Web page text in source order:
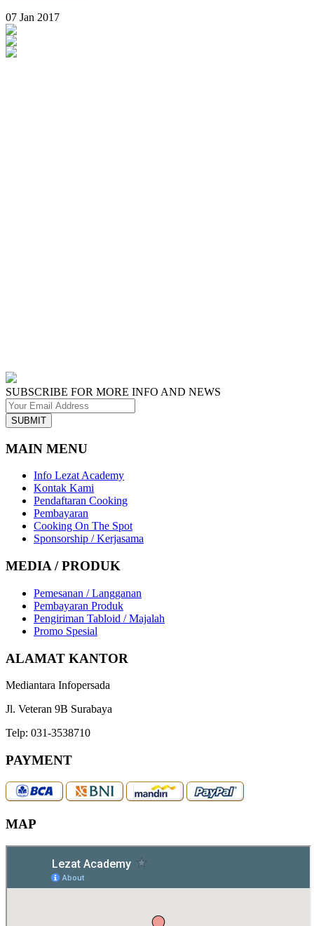
07 Jan 2017
SUBSCRIBE FOR MORE INFO AND NEWS
SUBMIT
MAIN MENU
Info Lezat Academy
Kontak Kami
Pendaftaran Cooking
Pembayaran
Cooking On The Spot
Sponsorship / Kerjasama
MEDIA / PRODUK
Pemesanan / Langganan
Pembayaran Produk
Pengiriman Tabloid / Majalah
Promo Spesial
ALAMAT KANTOR
Mediantara Infopersada
Jl. Veteran 9B Surabaya
Telp: 031-3538710
PAYMENT
MAP